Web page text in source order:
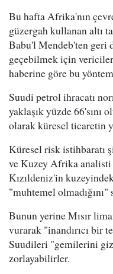
Bu hafta Afrika'nın
güzergah kullanan altı
Babu'l Mendeb'ten geri
geçebilmek için
haberine göre bu
Suudi petrol ihracatı
yaklaşık yüzde 66'sını
olarak küresel ticaretin
Küresel risk istihbaratı
ve Kuzey Afrika
Kızıldeniz'in
"muhtemel olmadığını"
Bunun yerine Mısır
vurarak "inandırıcı bir
Suudileri "gemilerini
zorlayabilirler.